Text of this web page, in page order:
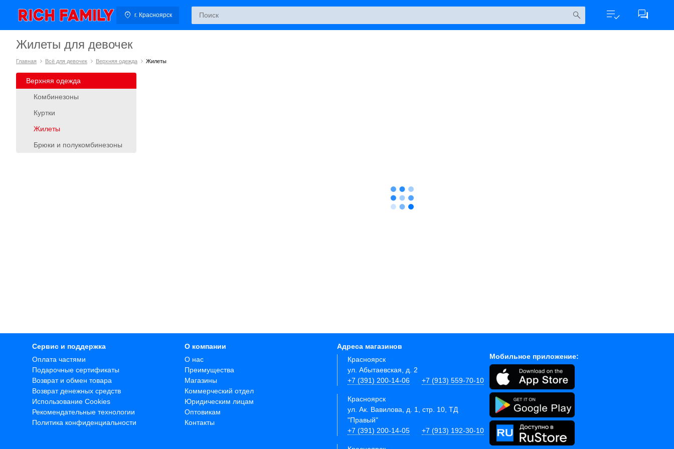
г. Красноярск
Жилеты для девочек
Главная Всё для девочек Верхняя одежда Жилеты
Верхняя одежда
Комбинезоны
Куртки
Жилеты
Брюки и полукомбинезоны
Сервис и поддержка
Оплата частями
Подарочные сертификаты
Возврат и обмен товара
Возврат денежных средств
Использование Cookies
Рекомендательные технологии
Политика конфиденциальности
О компании
О нас
Преимущества
Магазины
Коммерческий отдел
Юридическим лицам
Оптовикам
Контакты
Адреса магазинов
Красноярск
ул. Абытаевская, д. 2
+7 (391) 200-14-06
+7 (913) 559-70-10
Красноярск
ул. Ак. Вавилова, д. 1, стр. 10, ТД
"Правый"
+7 (391) 200-14-05
+7 (913) 192-30-10
Мобильное приложение: